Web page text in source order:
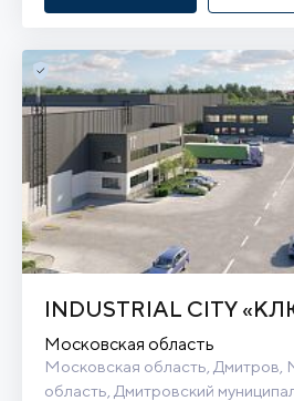
INDUSTRIAL CITY
Московская область
Московская область, Дмитров,
область, Дмитровский